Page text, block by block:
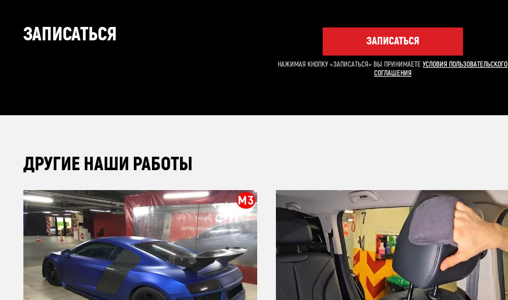
ЗАПИСАТЬСЯ ЗАПИСАТЬСЯ
НАЖИМАЯ КНОПКУ «ЗАПИСАТЬСЯ» ВЫ ПРИНИМАЕТЕУСЛОВИЯ ПОЛЬЗОВАТЕЛЬСКОГО
СОГЛАШЕНИЯ
ДРУГИЕ НАШИ РАБОТЫ